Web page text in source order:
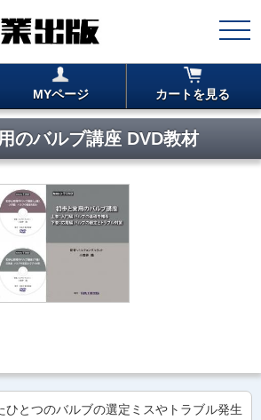
MYページ カートを見る
のバルブ講座 DVD教材
ひとつのバルブの選定ミスやトラブル発生